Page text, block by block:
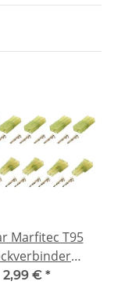
Marfitec T95
mit Mini
2,99 € *